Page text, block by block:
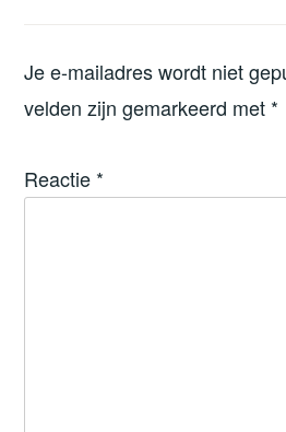
Je e-mailadres wordt niet
velden zijn gemarkeerd met *
Reactie *